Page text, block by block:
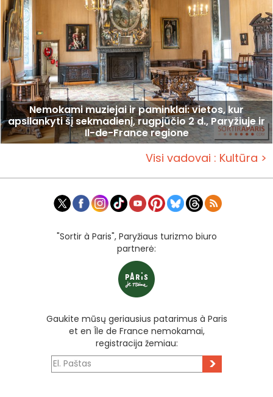
Nemokami muziejai ir paminklai: vietos, kur
apsilankyti šį sekmadienį, rugpjūčio 2 d., Paryžiuje ir
Il-de-France regione
Visi vadovai : Kultūra >
"Sortir à Paris", Paryžiaus turizmo biuro
partnerė:
Gaukite mūsų geriausius patarimus à Paris
et en Île de France nemokamai,
registracija žemiau:
>